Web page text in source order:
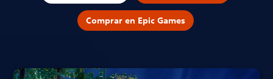
Comprar en Epic Games